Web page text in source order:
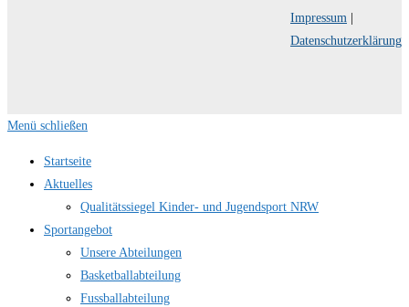
Impressum
Datenschutzerklärung
Menü schließen
Startseite
Aktuelles
Qualitätssiegel Kinder- und Jugendsport NRW
Sportangebot
Unsere Abteilungen
Basketballabteilung
Fussballabteilung